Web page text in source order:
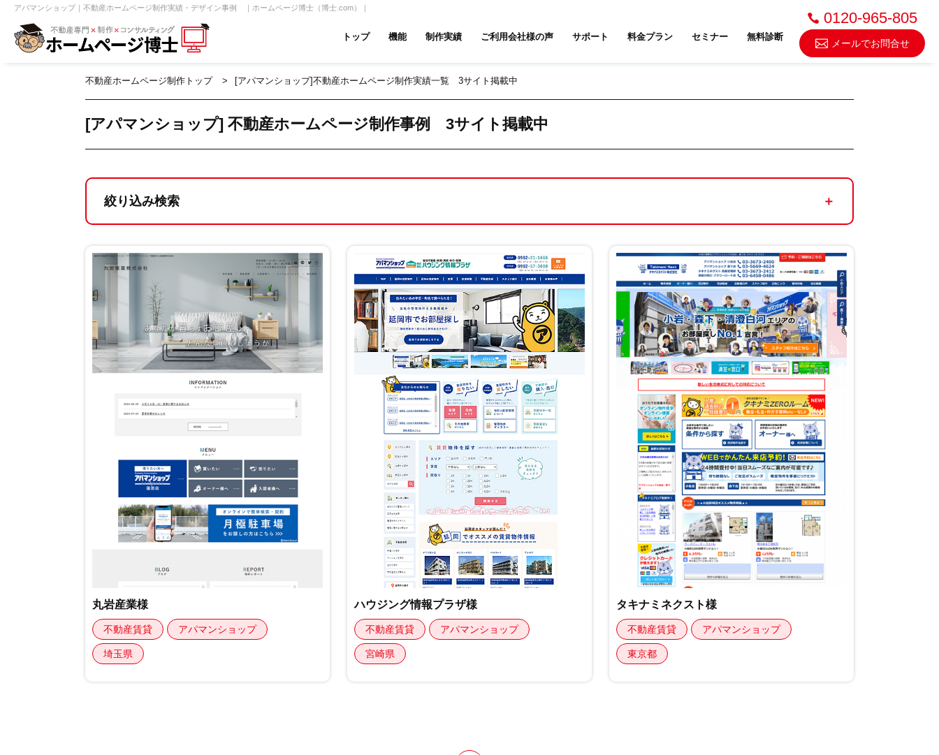
アパマンショップ｜不動産ホームページ制作実績・デザイン事例 ｜ホームページ博士（博士.com）｜
トップ 機能
【売買】機能一覧 【売却】機能一覧 【賃貸】機能一覧
制作実績
不動産賃貸
センチュリー21
建築請負・中古リノベ 総合コーポレート
不動産動画制作事例 動画配信サイト制作事例
ご利用会社様の声 サポート 料金プラン セミナー 無料診断
ホームページ無料診断 クイックホームページ無料診断
0120-965-805
メールでお問合せ
不動産ホームページ制作トップ [アパマンショップ]不動産ホームページ制作実績一覧 3サイト掲載中
[アパマンショップ] 不動産ホームページ制作事例 3サイト掲載中
絞り込み検索
丸岩産業様
不動産賃貸 アパマンショップ
埼玉県
ハウジング情報プラザ様
不動産賃貸 アパマンショップ
宮崎県
タキナミネクスト様
不動産賃貸 アパマンショップ
東京都